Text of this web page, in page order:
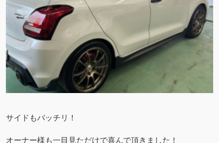
サイドもバッチリ！
オーナー様も一目見ただけで喜んで頂きました！